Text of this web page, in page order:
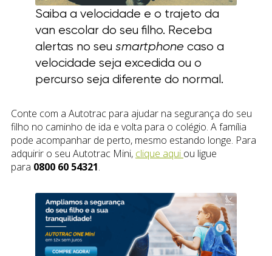
Saiba a velocidade e o trajeto da
van escolar do seu filho. Receba
alertas no seu smartphone caso a
velocidade seja excedida ou o
percurso seja diferente do normal.
Conte com a Autotrac para ajudar na segurança do seu
filho no caminho de ida e volta para o colégio. A família
pode acompanhar de perto, mesmo estando longe. Para
adquirir o seu Autotrac Mini, clique aqui ou ligue
para 0800 60 54321.